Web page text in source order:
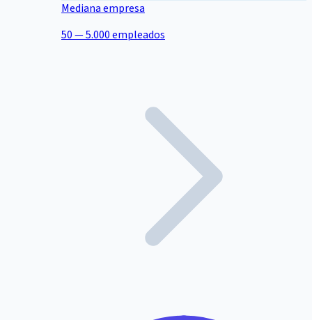
Mediana empresa
50 — 5.000 empleados